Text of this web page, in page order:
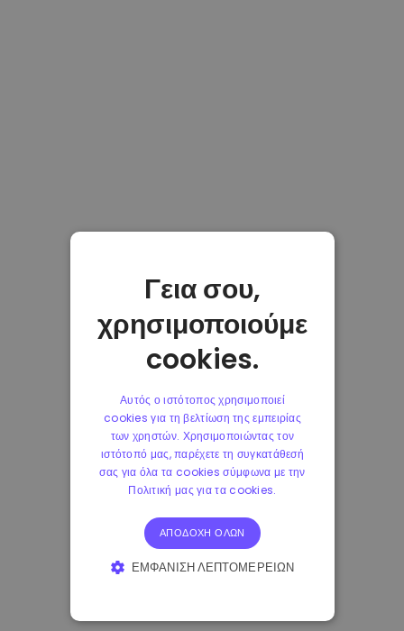
Γεια σου,
χρησιμοποιούμε
cookies.
Αυτός ο ιστότοπος χρησιμοποιεί
cookies για τη βελτίωση της εμπειρίας
των χρηστών. Χρησιμοποιώντας τον
ιστότοπό μας, παρέχετε τη συγκατάθεσή
σας για όλα τα cookies σύμφωνα με την
Πολιτική μας για τα cookies.
ΑΠΟΔΟΧΉ ΌΛΩΝ
ΕΜΦΆΝΙΣΗ ΛΕΠΤΟΜΕΡΕΙΏΝ